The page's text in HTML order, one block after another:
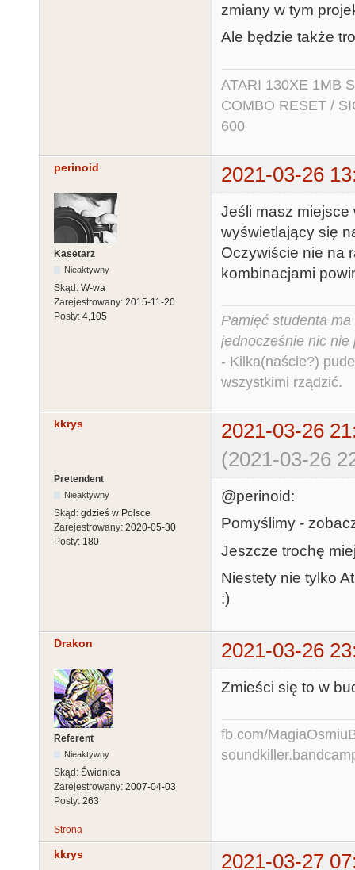
zmiany w tym
Ale będzie także
ATARI 130XE 1MB
COMBO RESET /
600
perinoid 2021-03-26
Kasetarz
Nieaktywny
Skąd: W-wa
Zarejestrowany: 2015-11-20
Posty: 4,105
Jeśli masz miejsce
wyświetlający się
Oczywiście nie na
kombinacjami
Pamięć studenta
jednocześnie nic nie
- Kilka(naście?)
wszystkimi rządzić.
kkrys
2021-03-26
(2021-03-26
Pretendent
Nieaktywny
Skąd: gdzieś w Polsce
Zarejestrowany: 2020-05-30
Posty: 180
@perinoid:
Pomyślimy -
Jeszcze trochę
Niestety nie tylko
:)
Drakon 2021-03-26
Referent
Nieaktywny
Skąd: Świdnica
Zarejestrowany: 2007-04-03
Posty: 263
Zmieści się to w
fb.com/
Strona
kkrys 2021-03-27